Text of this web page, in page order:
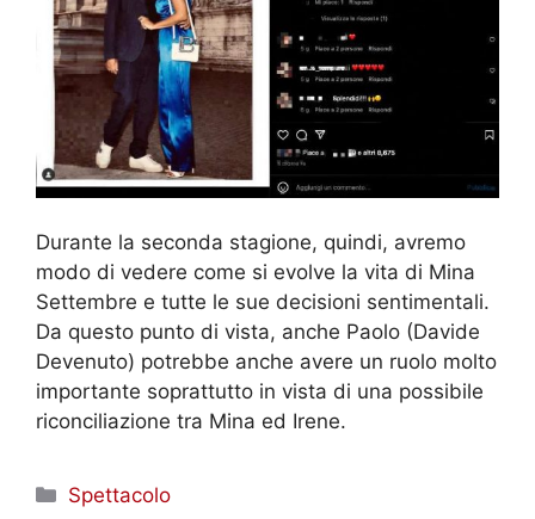
Durante la seconda stagione, quindi, avremo
modo di vedere come si evolve la vita di Mina
Settembre e tutte le sue decisioni sentimentali.
Da questo punto di vista, anche Paolo (Davide
Devenuto) potrebbe anche avere un ruolo molto
importante soprattutto in vista di una possibile
riconciliazione tra Mina ed Irene.
Categorie
Spettacolo